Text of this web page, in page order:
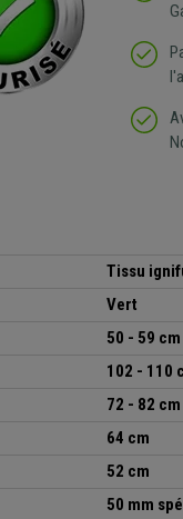
Tissu
Vert
50 - 59 cm
102 - 110
72 - 82 cm
64 cm
52 cm
50 mm